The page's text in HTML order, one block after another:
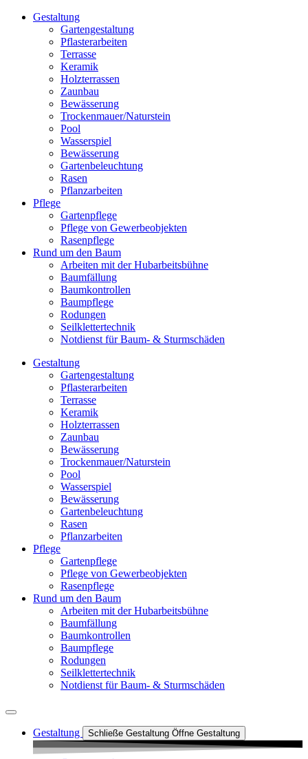
Gestaltung
Gartengestaltung
Pflasterarbeiten
Terrasse
Keramik
Holzterrassen
Zaunbau
Bewässerung
Trockenmauer/Naturstein
Pool
Wasserspiel
Bewässerung
Gartenbeleuchtung
Rasen
Pflanzarbeiten
Pflege
Gartenpflege
Pflege von Gewerbeobjekten
Rasenpflege
Rund um den Baum
Arbeiten mit der Hubarbeitsbühne
Baumfällung
Baumkontrollen
Baumpflege
Rodungen
Seilklettertechnik
Notdienst für Baum- & Sturmschäden
Gestaltung
Gartengestaltung
Pflasterarbeiten
Terrasse
Keramik
Holzterrassen
Zaunbau
Bewässerung
Trockenmauer/Naturstein
Pool
Wasserspiel
Bewässerung
Gartenbeleuchtung
Rasen
Pflanzarbeiten
Pflege
Gartenpflege
Pflege von Gewerbeobjekten
Rasenpflege
Rund um den Baum
Arbeiten mit der Hubarbeitsbühne
Baumfällung
Baumkontrollen
Baumpflege
Rodungen
Seilklettertechnik
Notdienst für Baum- & Sturmschäden
Gestaltung Schließe Gestaltung Öffne Gestaltung